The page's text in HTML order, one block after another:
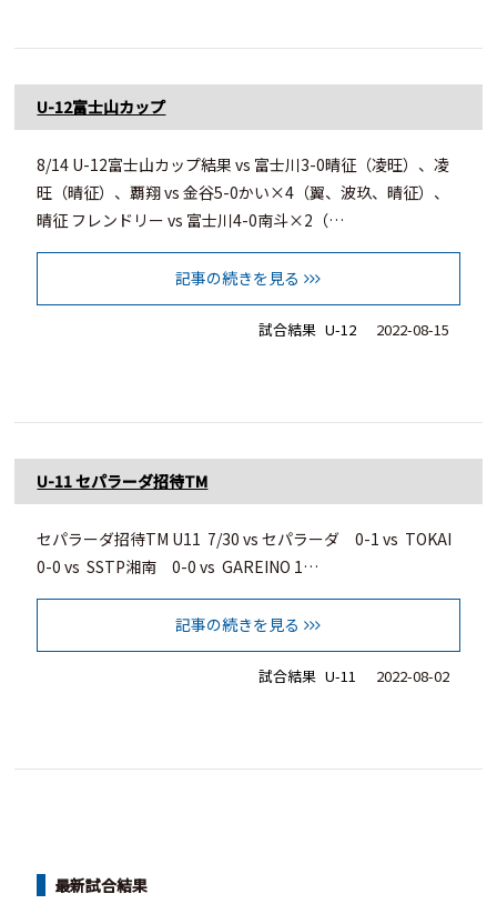
U-12富士山カップ
8/14 U-12富士山カップ結果 vs 富士川3-0晴征（凌旺）、凌
旺（晴征）、覇翔 vs 金谷5-0かい×4（翼、波玖、晴征）、
晴征 フレンドリー vs 富士川4-0南斗×2（…
記事の続きを見る
試合結果 U-12 2022-08-15
U-11 セパラーダ招待TM
セパラーダ招待TM U11 7/30 vs セパラーダ 0-1 vs TOKAI
0-0 vs SSTP湘南 0-0 vs GAREINO 1…
記事の続きを見る
試合結果 U-11 2022-08-02
最新試合結果